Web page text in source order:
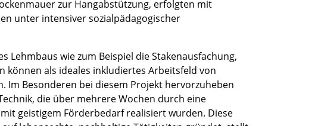
zur Hangabstützung, erfolgten mit
unter intensiver sozialpädagogischer
Lehmbaus wie zum Beispiel die Stakenausfachung,
können als ideales inkludiertes Arbeitsfeld von
Im Besonderen bei diesem Projekt hervorzuheben
die über mehrere Wochen durch eine
geistigem Förderbedarf realisiert wurden. Diese